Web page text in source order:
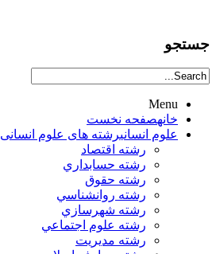
جستجو
Menu
خانهصفحه نخست
علوم انسانيرشته های علوم انسانی
رشته اقتصاد
رشته حسابداري
رشته حقوق
رشته روانشناسي
رشته شهرسازي
رشته علوم اجتماعي
رشته مديريت